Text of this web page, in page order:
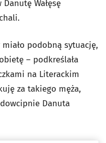
Wałęsę
podobną sytuację,
– podkreślała
na Literackim
za takiego męża,
Danuta